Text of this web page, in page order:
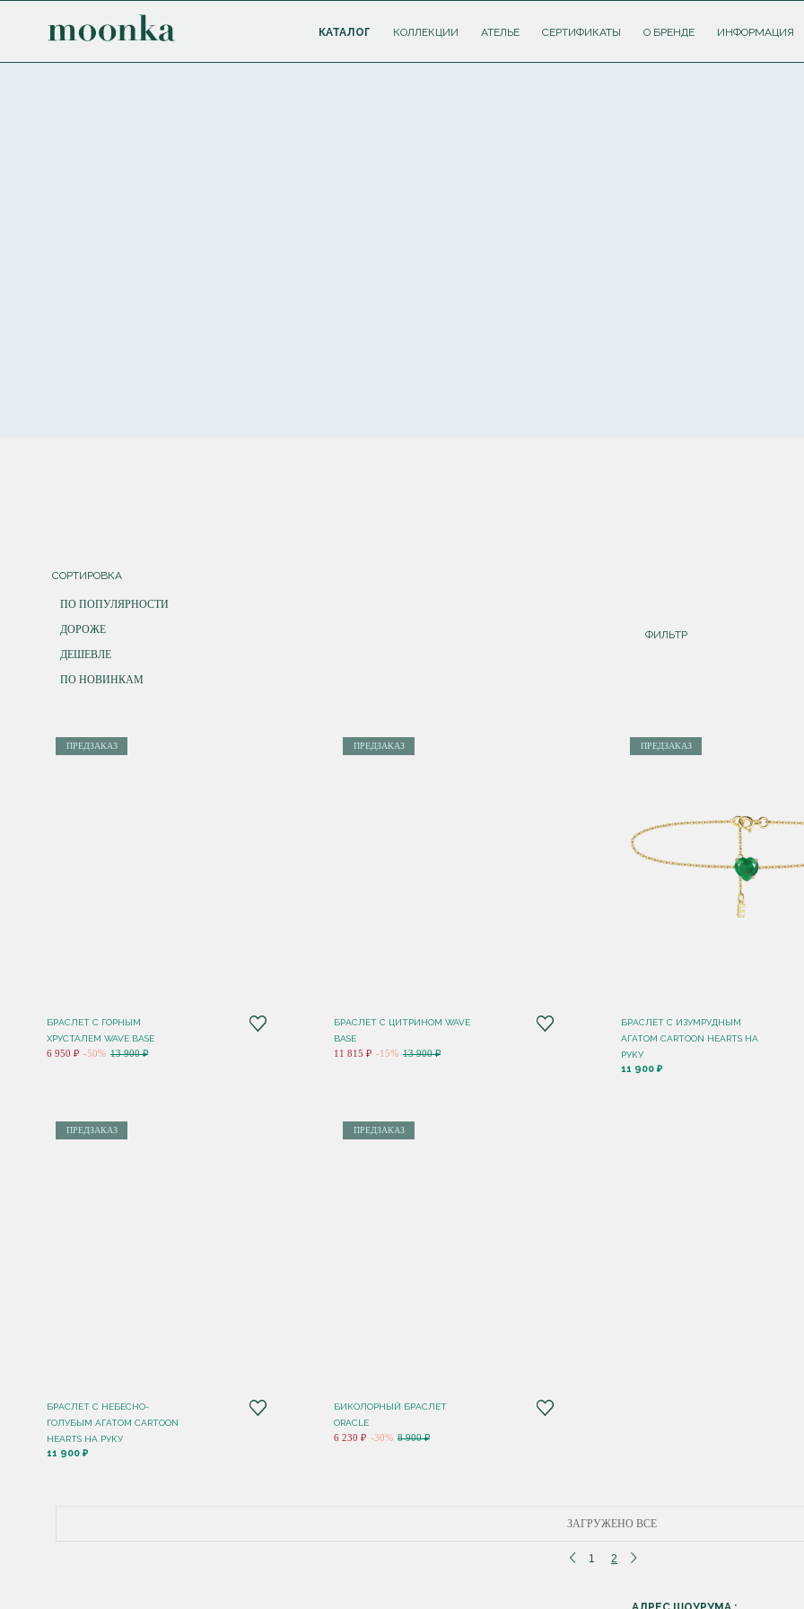
КАТАЛОГ КОЛЛЕКЦИИ АТЕЛЬЕ СЕРТИФИКАТЫ О БРЕНДЕ ИНФОРМАЦИЯ
СОРТИРОВКА
ПО ПОПУЛЯРНОСТИ
ДОРОЖЕ
ДЕШЕВЛЕ
ПО НОВИНКАМ
ФИЛЬТР
ПРЕДЗАКАЗ
БРАСЛЕТ С ГОРНЫМ
ХРУСТАЛЕМ WAVE BASE
6 950 ₽ -50% 13 900 ₽
ПРЕДЗАКАЗ
БРАСЛЕТ С ЦИТРИНОМ WAVE
BASE
11 815 ₽ -15% 13 900 ₽
ПРЕДЗАКАЗ
БРАСЛЕТ С ИЗУМРУДНЫМ
АГАТОМ CARTOON HEARTS НА
РУКУ
11 900 ₽
ПРЕДЗАКАЗ
БРАСЛЕТ С НЕБЕСНО-
ГОЛУБЫМ АГАТОМ CARTOON
HEARTS НА РУКУ
11 900 ₽
ПРЕДЗАКАЗ
БИКОЛОРНЫЙ БРАСЛЕТ
ORACLE
6 230 ₽ -30% 8 900 ₽
ЗАГРУЖЕНО ВСЕ
1 2